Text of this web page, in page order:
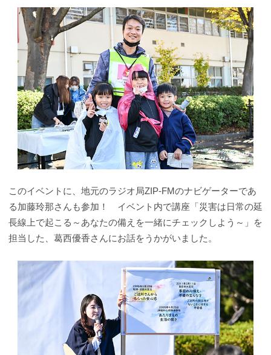
このイベントに、地元のラジオ局ZIP-FMのナビゲーターであ
る加藤玲那さんも参加！ イベント内で講座「災害は日常の延
長線上で起こる～あなたの備えを一緒にチェックしよう～」を
担当した、葛西優香さんにお話をうかがいました。